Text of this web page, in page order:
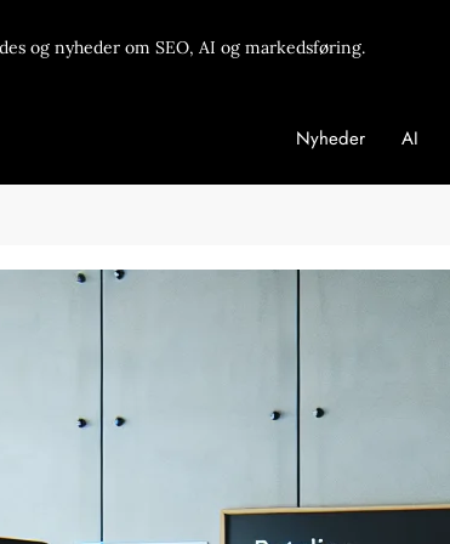
og nyheder om SEO, AI og markedsføring.
Nyheder AI